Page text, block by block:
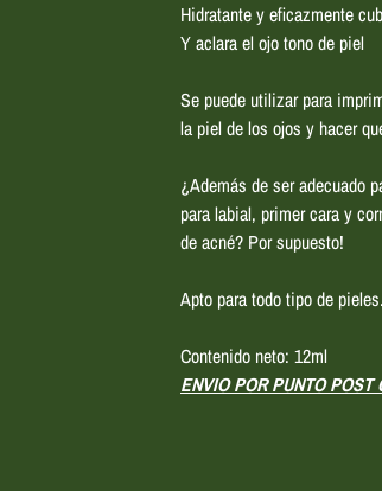
Hidratante y eficazmente
Y aclara el ojo tono de piel
Se puede utilizar para
la piel de los ojos y hacer
¿Además de ser adecuado
para labial, primer cara y
de acné? Por supuesto!
Apto para todo tipo de
Contenido neto: 12ml
ENVIO POR PUNTO POST